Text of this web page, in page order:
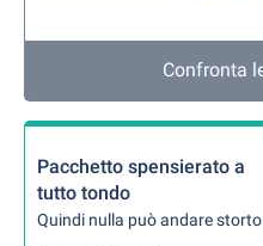
Confronta
Pacchetto spensierato a
tutto tondo
Quindi nulla può andare